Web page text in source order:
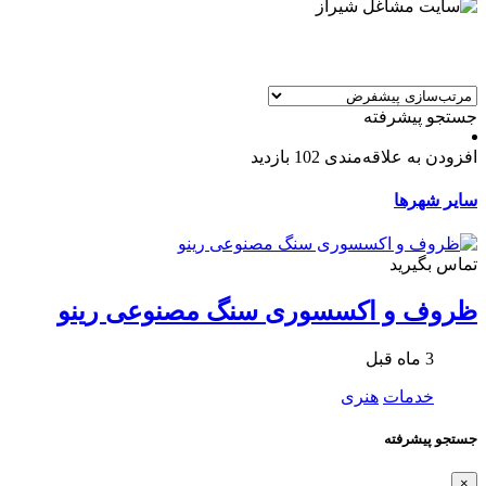
جستجو پیشرفته
افزودن به علاقه‌مندی 102 بازدید
سایر شهرها
تماس بگیرید
ظروف و اکسسوری سنگ مصنوعی رینو
3 ماه قبل
خدمات هنری
جستجو پیشرفته